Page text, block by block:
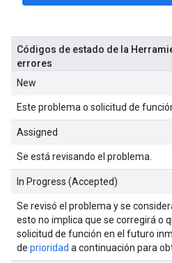
Códigos de estado de la
errores
New
Este problema o solicitud de
Assigned
Se está revisando el problema.
In Progress (Accepted)
Se revisó el problema y se
esto no implica que se corregirá o
solicitud de función en el futuro
de prioridad a continuación para